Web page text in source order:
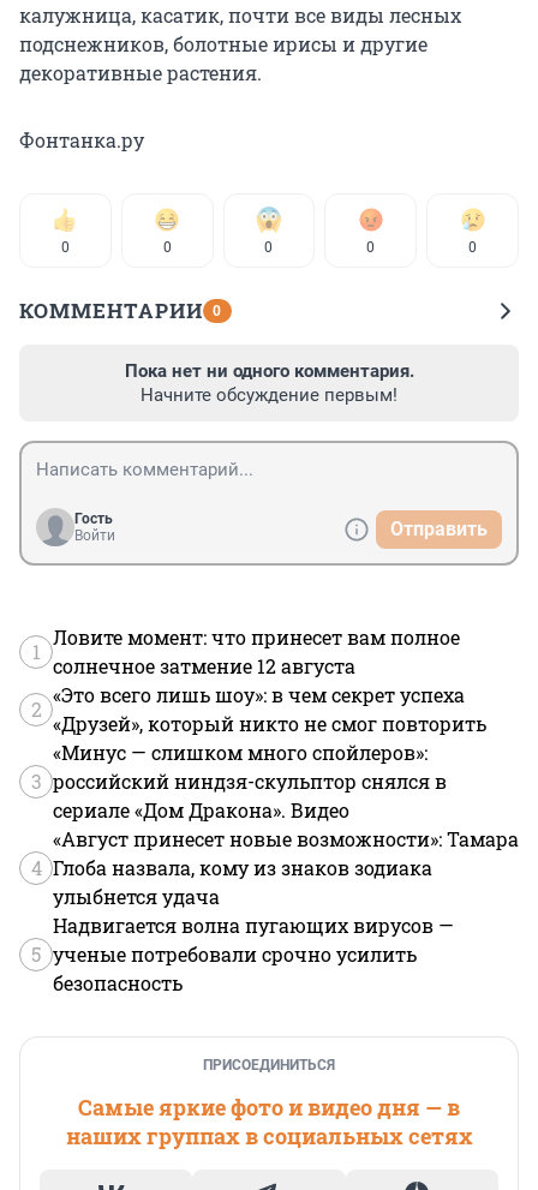
калужница, касатик, почти все виды лесных
подснежников, болотные ирисы и другие
декоративные растения.
Фонтанка.ру
0 0 0 0 0
КОММЕНТАРИИ 0
Пока нет ни одного комментария.
Начните обсуждение первым!
Гость
Войти
Отправить
1
Ловите момент: что принесет вам полное
солнечное затмение 12 августа
2
«Это всего лишь шоу»: в чем секрет успеха
«Друзей», который никто не смог повторить
3
«Минус — слишком много спойлеров»:
российский ниндзя-скульптор снялся в
сериале «Дом Дракона». Видео
4
«Август принесет новые возможности»: Тамара
Глоба назвала, кому из знаков зодиака
улыбнется удача
5
Надвигается волна пугающих вирусов —
ученые потребовали срочно усилить
безопасность
ПРИСОЕДИНИТЬСЯ
Самые яркие фото и видео дня — в
наших группах в социальных сетях